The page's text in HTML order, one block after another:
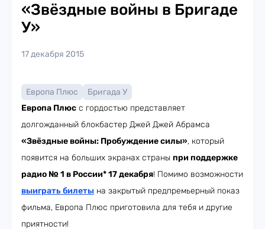
«Звёздные войны в Бригаде
У»
17 декабря 2015
Европа Плюс
Бригада У
Европа Плюс с гордостью представляет
долгожданный блокбастер Джей Джей Абрамса
«Звёздные войны: Пробуждение силы», который
появится на больших экранах страны при поддержке
радио № 1 в России* 17 декабря! Помимо возможности
выиграть билеты на закрытый предпремьерный показ
фильма, Европа Плюс приготовила для тебя и другие
приятности!